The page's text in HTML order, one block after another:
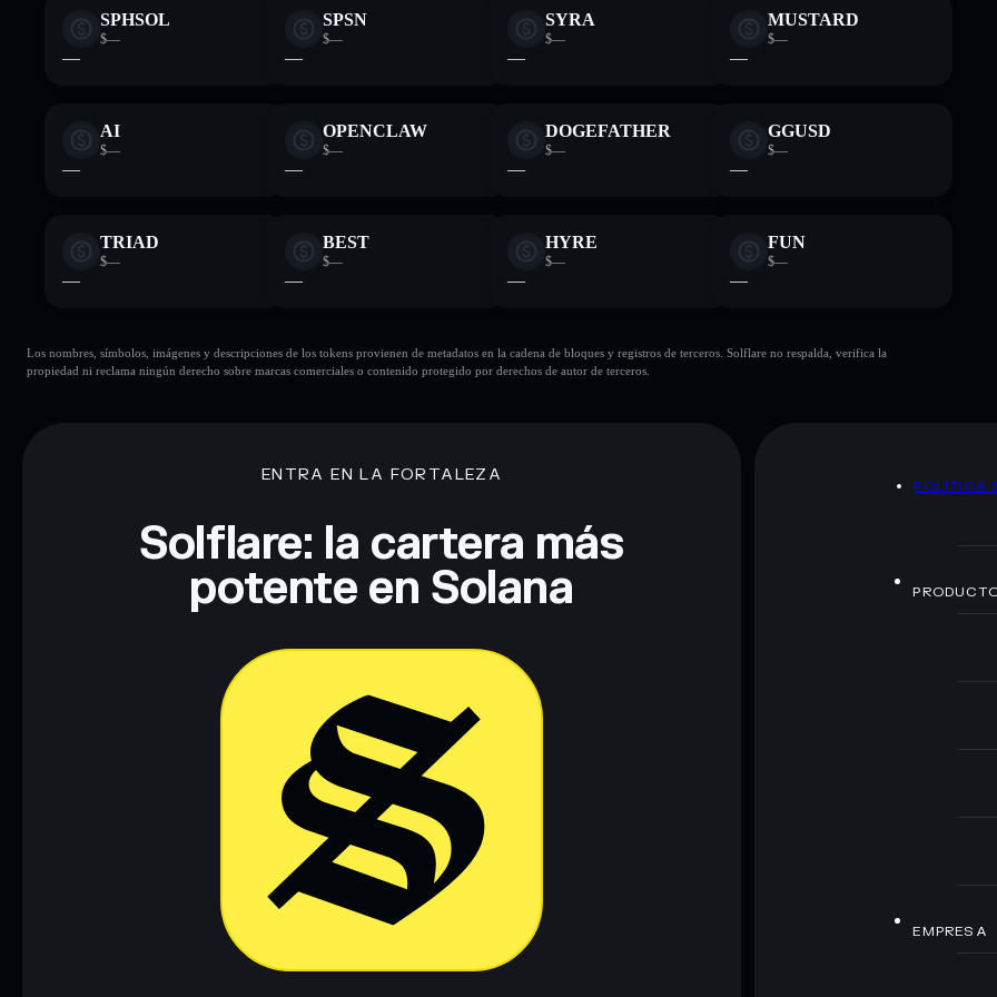
SPHSOL
$—
—
SPSN
$—
—
SYRA
$—
—
MUSTARD
$—
—
AI
$—
—
OPENCLAW
$—
—
DOGEFATHER
$—
—
GGUSD
$—
—
TRIAD
$—
—
BEST
$—
—
HYRE
$—
—
FUN
$—
—
Los nombres, símbolos, imágenes y descripciones de los tokens provienen de metadatos en la cadena de bloques y registros de terceros. Solflare no respalda, verifica la
propiedad ni reclama ningún derecho sobre marcas comerciales o contenido protegido por derechos de autor de terceros.
ENTRA EN LA FORTALEZA
Solflare: la cartera más
potente en Solana
POLÍTICA
EMPRESA